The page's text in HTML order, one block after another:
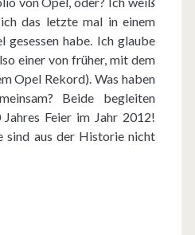
das letzte mal in einem
habe. Ich glaube
einer von früher, mit dem
Opel Rekord). Was haben
Beide begleiten
Feier im Jahr 2012!
sind aus der Historie nicht